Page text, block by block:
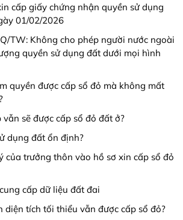
cấp giấy chứng nhận quyền sử dụng
01/02/2026
TW: Không cho phép người nước ngoài
quyền sử dụng đất dưới mọi hình
quyền được cấp sổ đỏ mà không mất
sẽ được cấp sổ đỏ đất ở?
dụng đất ổn định?
của trưởng thôn vào hồ sơ xin cấp sổ đỏ
cấp dữ liệu đất đai
diện tích tối thiểu vẫn được cấp sổ đỏ?